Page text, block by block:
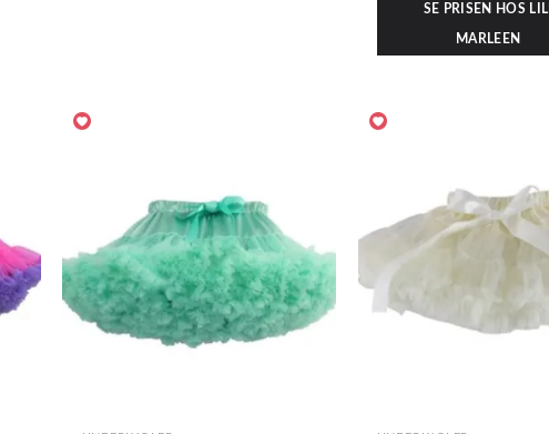
SE PRISEN HOS LILI
MARLEEN